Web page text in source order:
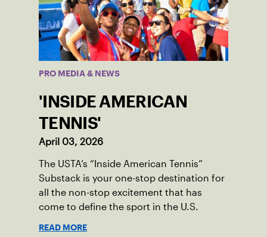
PRO MEDIA & NEWS
'INSIDE AMERICAN
TENNIS'
April 03, 2026
The USTA’s “Inside American Tennis”
Substack is your one-stop destination for
all the non-stop excitement that has
come to define the sport in the U.S.
READ MORE